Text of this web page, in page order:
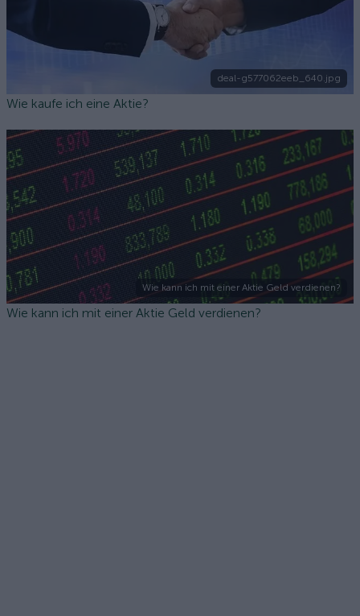
deal-g577062eeb_640.jpg
Wie kaufe ich eine Aktie?
Wie kann ich mit einer Aktie Geld verdienen?
Wie kann ich mit einer Aktie Geld verdienen?